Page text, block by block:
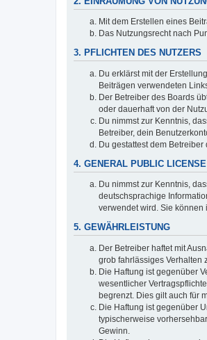
Mit dem Erstellen eines
Das Nutzungsrecht nach
3. PFLICHTEN DES NUTZERS
Du erklärst mit der
Beiträgen verwendeten
Der Betreiber des Boards
oder dauerhaft von der
Du nimmst zur Kenntnis,
Betreiber, dein
Du gestattest dem
4. GENERAL PUBLIC LICENSE
Du nimmst zur Kenntnis,
deutschsprachige
verwendet wird. Sie können
5. GEWÄHRLEISTUNG
Der Betreiber haftet mit
grob fahrlässiges Verhalten
Die Haftung ist gegenüber
wesentlicher
begrenzt. Dies gilt auch für
Die Haftung ist gegenüber
typischerweise
Gewinn.